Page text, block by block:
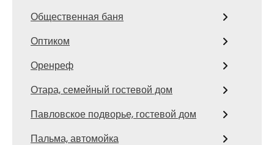
Общественная баня
Оптиком
Оренреф
Отара, семейный гостевой дом
Павловское подворье, гостевой дом
Пальма, автомойка